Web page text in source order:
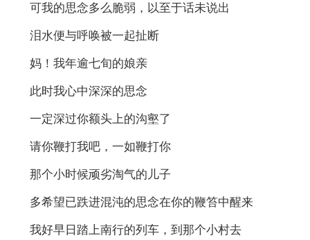
可我的思念多么脆弱，以至于话未说出
泪水便与呼唤被一起扯断
妈！我年逾七旬的娘亲
此时我心中深深的思念
一定深过你额头上的沟壑了
请你鞭打我吧，一如鞭打你
那个小时候顽劣淘气的儿子
多希望已跌进混沌的思念在你的鞭笞中醒来
我好早日踏上南行的列车，到那个小村去